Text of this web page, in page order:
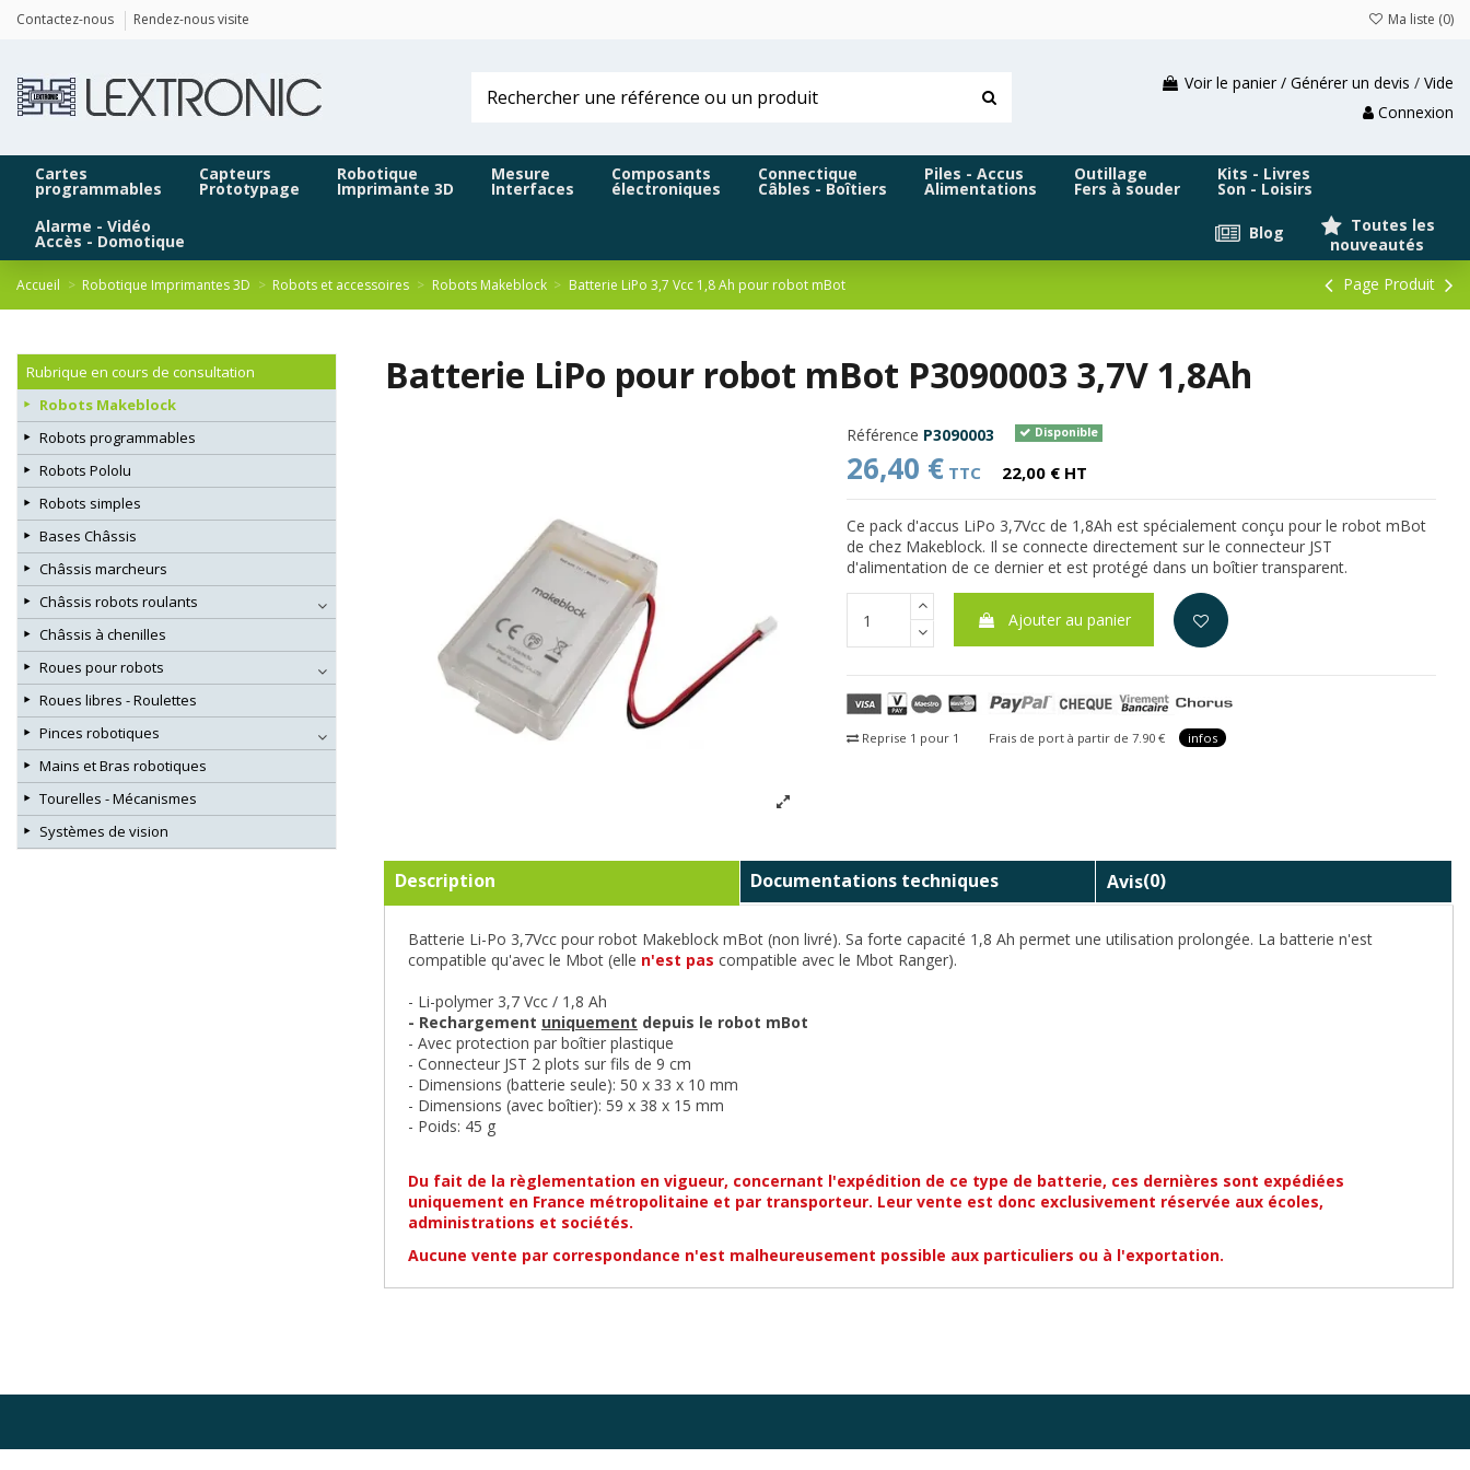
Contactez-nous Rendez-nous visite Ma liste (0)
Voir le panier / Générer un devis / Vide
Connexion
Cartes
programmables
Capteurs
Prototypage
Robotique
Imprimante 3D
Mesure
Interfaces
Composants
électroniques
Connectique
Câbles - Boîtiers
Piles - Accus
Alimentations
Outillage
Fers à souder
Kits - Livres
Son - Loisirs
Alarme - Vidéo
Accès - Domotique
Toutes les
nouveautés
Blog
Accueil Robotique Imprimantes 3D Robots et accessoires Robots Makeblock Batterie LiPo 3,7 Vcc 1,8 Ah pour robot mBot Page Produit
Batterie LiPo pour robot mBot P3090003 3,7V 1,8Ah
Référence P3090003 Disponible
26,40 € TTC 22,00 € HT
Ce pack d'accus LiPo 3,7Vcc de 1,8Ah est spécialement conçu pour le robot mBot
de chez Makeblock. Il se connecte directement sur le connecteur JST
d'alimentation de ce dernier et est protégé dans un boîtier transparent.
Ajouter au panier
Reprise 1 pour 1 Frais de port à partir de 7.90 € infos
Description Documentations techniques Avis(0)
Batterie Li-Po 3,7Vcc pour robot Makeblock mBot (non livré). Sa forte capacité 1,8 Ah permet une utilisation prolongée. La batterie n'est
compatible qu'avec le Mbot (elle n'est pas compatible avec le Mbot Ranger).
- Li-polymer 3,7 Vcc / 1,8 Ah
- Rechargement uniquement depuis le robot mBot
- Avec protection par boîtier plastique
- Connecteur JST 2 plots sur fils de 9 cm
- Dimensions (batterie seule): 50 x 33 x 10 mm
- Dimensions (avec boîtier): 59 x 38 x 15 mm
- Poids: 45 g
Du fait de la règlementation en vigueur, concernant l'expédition de ce type de batterie, ces dernières sont expédiées
uniquement en France métropolitaine et par transporteur. Leur vente est donc exclusivement réservée aux écoles,
administrations et sociétés.
Aucune vente par correspondance n'est malheureusement possible aux particuliers ou à l'exportation.
Rubrique en cours de consultation
Robots Makeblock
Robots programmables
Robots Pololu
Robots simples
Bases Châssis
Châssis marcheurs
Châssis robots roulants
Châssis à chenilles
Roues pour robots
Roues libres - Roulettes
Pinces robotiques
Mains et Bras robotiques
Tourelles - Mécanismes
Systèmes de vision
Panneau de gestion des cookies